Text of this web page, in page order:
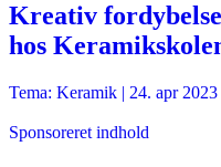
Kreativ
hos
Tema: Keramik | 24. apr 2023
Sponsoreret indhold